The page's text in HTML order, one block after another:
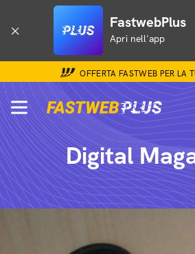
FastwebPlus
Apri nell'app
OFFERTA FASTWEB PER LA
Digital